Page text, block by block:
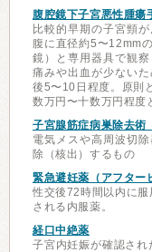
腹腔鏡下子宮悪性腫瘍
比較的早期の子宮頸
腹に直径約5〜12mm
鏡）と専用器具で観
痛みや出血が少ない
後5〜10日程度。原則
数万円〜十数万円程度
子宮腺筋症病巣除去術
電気メスや高周波切
除（核出）するもの
緊急避妊薬（アフター
性交後72時間以内に服
される内服薬。
経口中絶薬
子宮内妊娠が確認さ